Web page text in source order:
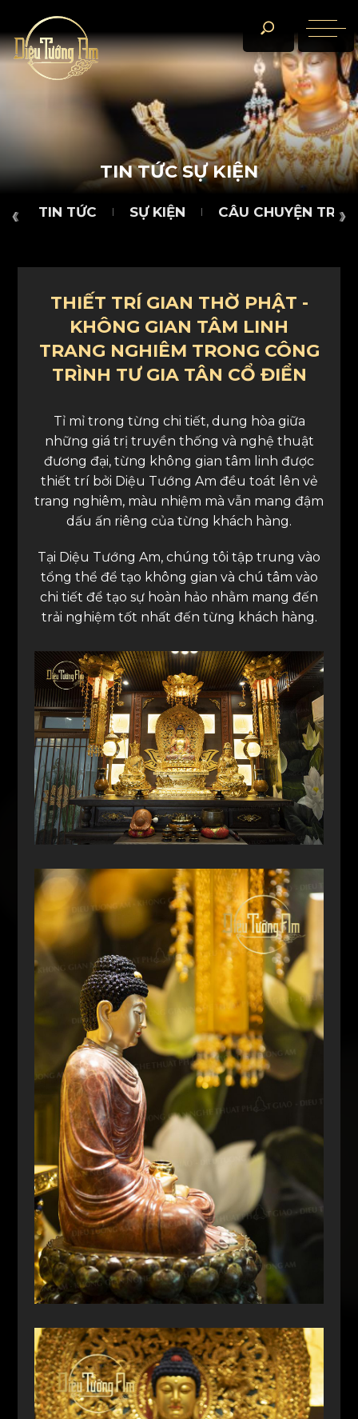
TIN TỨC CÂU CHUYỆN TRÀ ĐÀM
TIN TỨC SỰ KIỆN
TIN TỨC SỰ KIỆN CÂU CHUYỆN TRÀ
THIẾT TRÍ GIAN THỜ PHẬT -
KHÔNG GIAN TÂM LINH
TRANG NGHIÊM TRONG CÔNG
TRÌNH TƯ GIA TÂN CỔ ĐIỂN
Tỉ mỉ trong từng chi tiết, dung hòa giữa
những giá trị truyền thống và nghệ thuật
đương đại, từng không gian tâm linh được
thiết trí bởi Diệu Tướng Am đều toát lên vẻ
trang nghiêm, màu nhiệm mà vẫn mang đậm
dấu ấn riêng của từng khách hàng.
Tại Diệu Tướng Am, chúng tôi tập trung vào
tổng thể để tạo không gian và chú tâm vào
chi tiết để tạo sự hoàn hảo nhằm mang đến
trải nghiệm tốt nhất đến từng khách hàng.